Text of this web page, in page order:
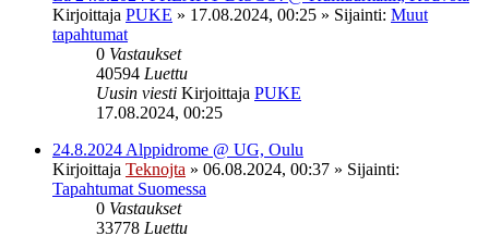
Kirjoittaja PUKE » 17.08.2024, 00:25 » Sijainti: Muut
tapahtumat
0 Vastaukset
40594 Luettu
Uusin viesti Kirjoittaja PUKE
17.08.2024, 00:25
24.8.2024 Alppidrome @ UG, Oulu
Kirjoittaja Teknojta » 06.08.2024, 00:37 » Sijainti:
Tapahtumat Suomessa
0 Vastaukset
33778 Luettu